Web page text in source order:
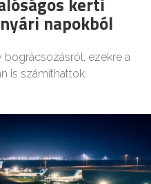
napokból
ezekre a
is számíthattok.